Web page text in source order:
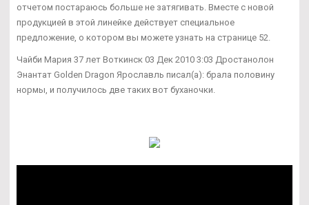
отчетом постараюсь больше не затягивать. Вместе с новой
продукцией в этой линейке действует специальное
предложение, о котором вы можете узнать на странице 52.
Чайби Мария 37 лет Воткинск 03 Дек 2010 3:03 Дростанолон
Энантат Golden Dragon Ярославль писал(а): брала половину
нормы, и получилось две таких вот буханочки.